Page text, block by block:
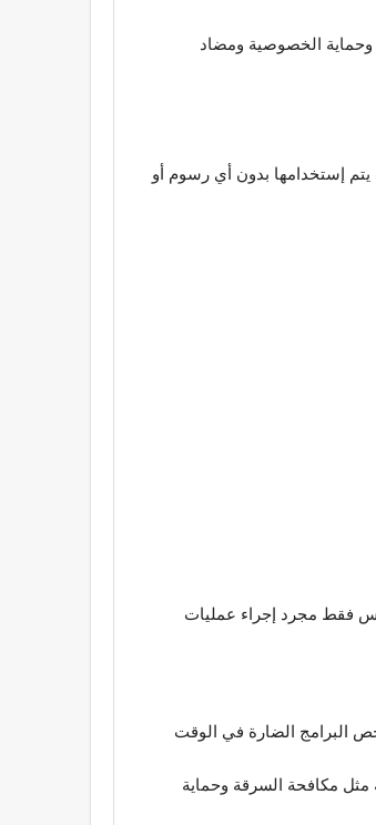
الخصوصية ومضاد
إستخدامها بدون أي رسوم أو
فقط مجرد إجراء عمليات
البرامج الضارة في الوقت
مثل مكافحة السرقة وحماية